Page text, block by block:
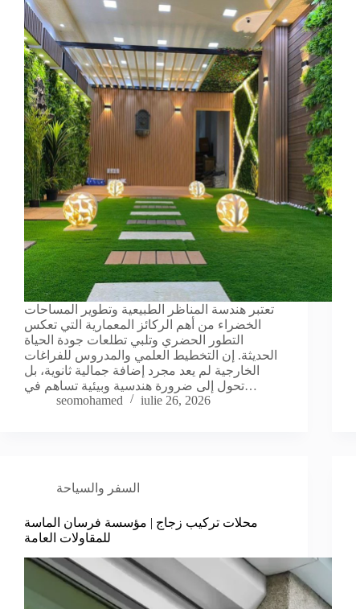
تعتبر هندسة المناظر الطبيعية وتطوير المساحات
الخضراء من أهم الركائز المعمارية التي تعكس
التطور الحضري وتلبي تطلعات جودة الحياة
الحديثة. إن التخطيط العلمي والمدروس للفراغات
الخارجية لم يعد مجرد إضافة جمالية ثانوية، بل
تحول إلى ضرورة هندسية وبيئية تساهم في…
seomohamed
iulie 26, 2026
السفر والسياحة
محلات تركيب زجاج | مؤسسة فرسان الماسة
للمقاولات العامة